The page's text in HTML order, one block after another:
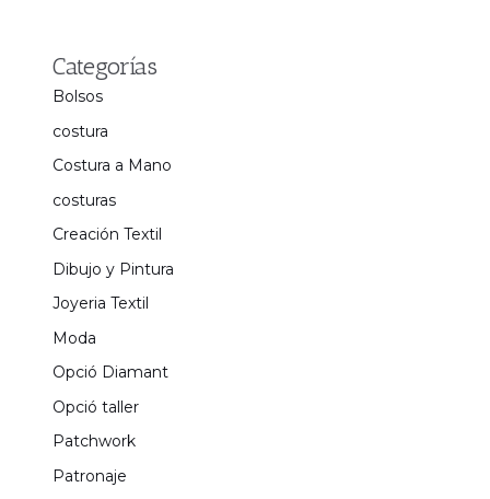
Categorías
Bolsos
costura
Costura a Mano
costuras
Creación Textil
Dibujo y Pintura
Joyeria Textil
Moda
Opció Diamant
Opció taller
Patchwork
Patronaje